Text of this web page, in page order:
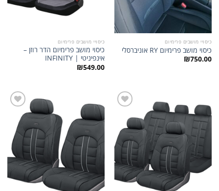
כיסויי מושבים פרימיום
כיסוי מושב פרימיום RY אוניברסלי
₪750.00
כיסויי מושבים פרימיום
כיסוי מושב פרימיום הדר רוזן –
אינפיניטי | INFINITY
₪549.00
לרשימת
המשאלות
לרשימת
המשאלות